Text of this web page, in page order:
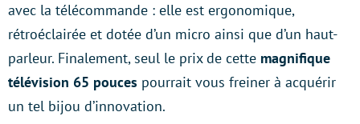
avec la télécommande : elle est ergonomique,
rétroéclairée et dotée d’un micro ainsi que d’un haut-
parleur. Finalement, seul le prix de cette magnifique
télévision 65 pouces pourrait vous freiner à acquérir
un tel bijou d’innovation.